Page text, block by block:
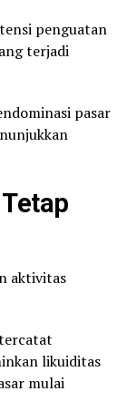
penguatan
terjadi
pasar
aktivitas
likuiditas
mulai